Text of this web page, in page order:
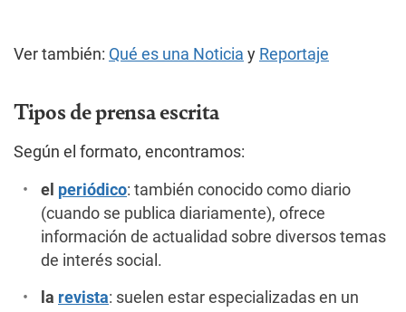
Ver también: Qué es una Noticia y Reportaje
Tipos de prensa escrita
Según el formato, encontramos:
el periódico: también conocido como diario
(cuando se publica diariamente), ofrece
información de actualidad sobre diversos temas
de interés social.
la revista: suelen estar especializadas en un